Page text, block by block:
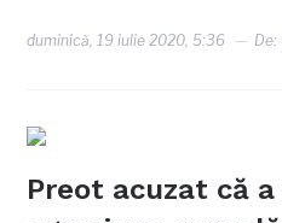
duminică, 19 iulie 2020, 5:36 De:
Preot acuzat că